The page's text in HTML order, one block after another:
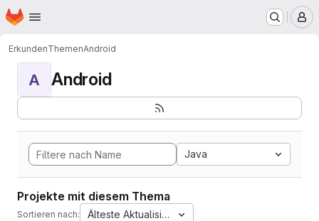
Zum Hauptinhalt springen
Startseite
ErkundenThemenAndroid
A Android
Java
Projekte mit diesem Thema
Sortieren nach: Älteste Aktualisierung